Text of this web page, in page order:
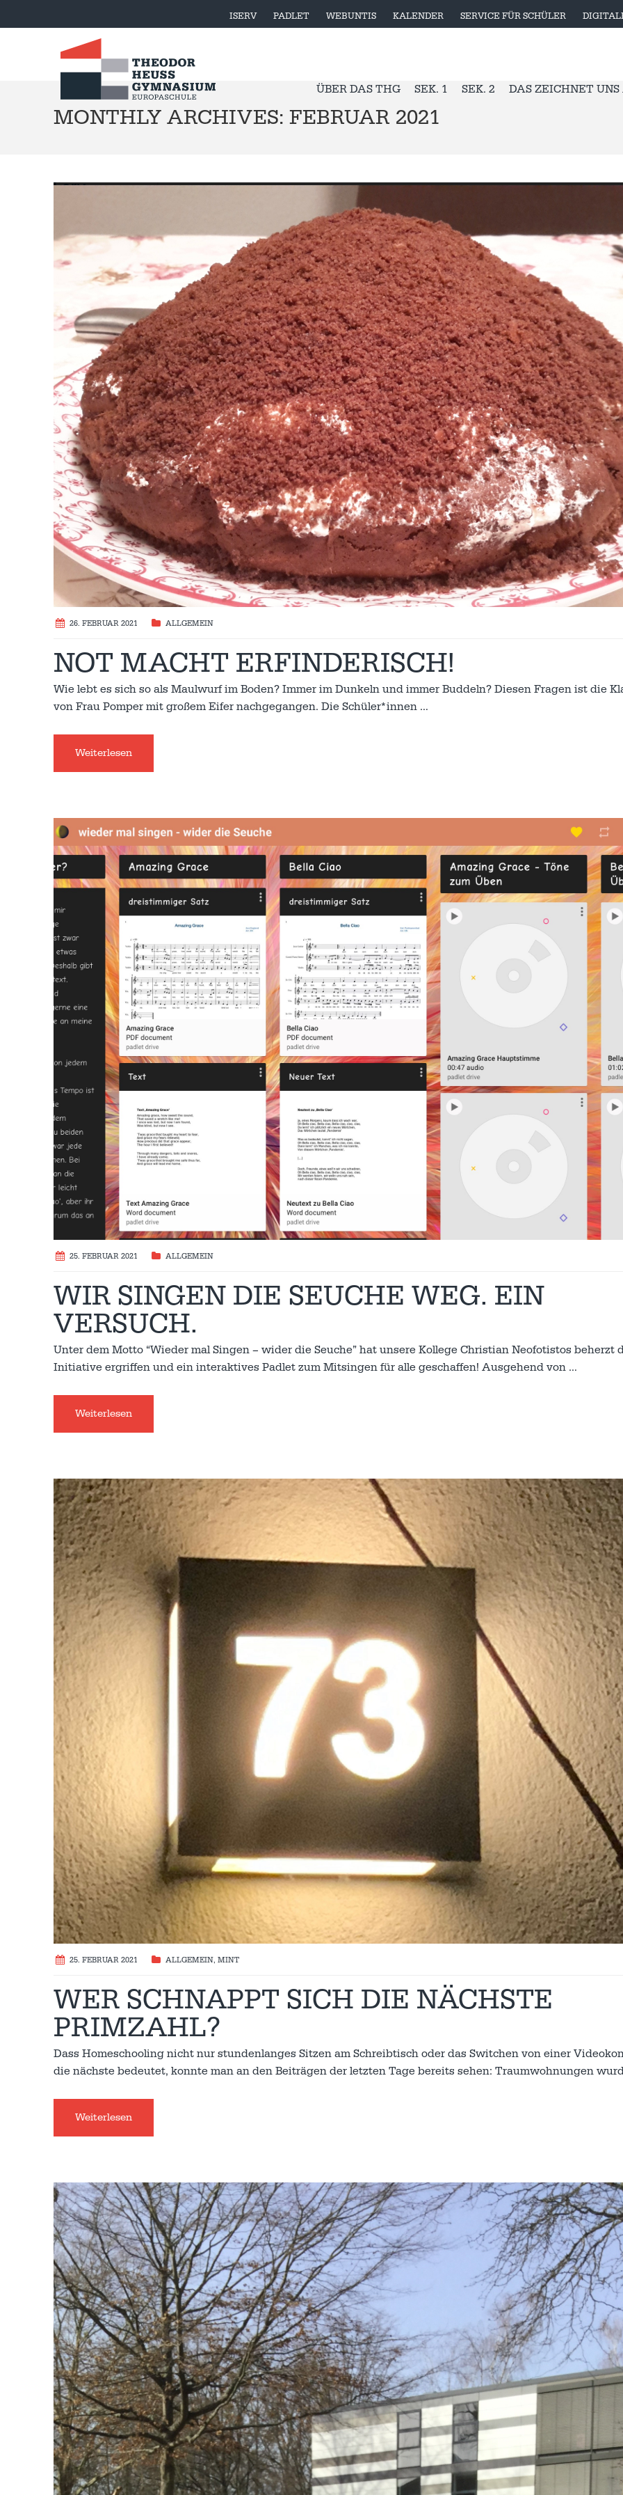
ISERV PADLET WEBUNTIS KALENDER SERVICE FÜR SCHÜLER
ÜBER DAS THG SEK. 1 SEK. 2 DAS ZEICHNET UNS
MONTHLY ARCHIVES: FEBRUAR 2021
26. FEBRUAR 2021 ALLGEMEIN
NOT MACHT ERFINDERISCH!
Wie lebt es sich so als Maulwurf im Boden? Immer im Dunkeln und immer Buddeln? Diesen Fragen ist die
von Frau Pomper mit großem Eifer nachgegangen. Die Schüler*innen …
Weiterlesen
25. FEBRUAR 2021 ALLGEMEIN
WIR SINGEN DIE SEUCHE WEG. EIN
VERSUCH.
Unter dem Motto “Wieder mal Singen – wider die Seuche” hat unsere Kollege Christian Neofotistos beherzt
Initiative ergriffen und ein interaktives Padlet zum Mitsingen für alle geschaffen! Ausgehend von …
Weiterlesen
25. FEBRUAR 2021 ALLGEMEIN, MINT
WER SCHNAPPT SICH DIE NÄCHSTE
PRIMZAHL?
Dass Homeschooling nicht nur stundenlanges Sitzen am Schreibtisch oder das Switchen von einer
die nächste bedeutet, konnte man an den Beiträgen der letzten Tage bereits sehen: Traumwohnungen
Weiterlesen